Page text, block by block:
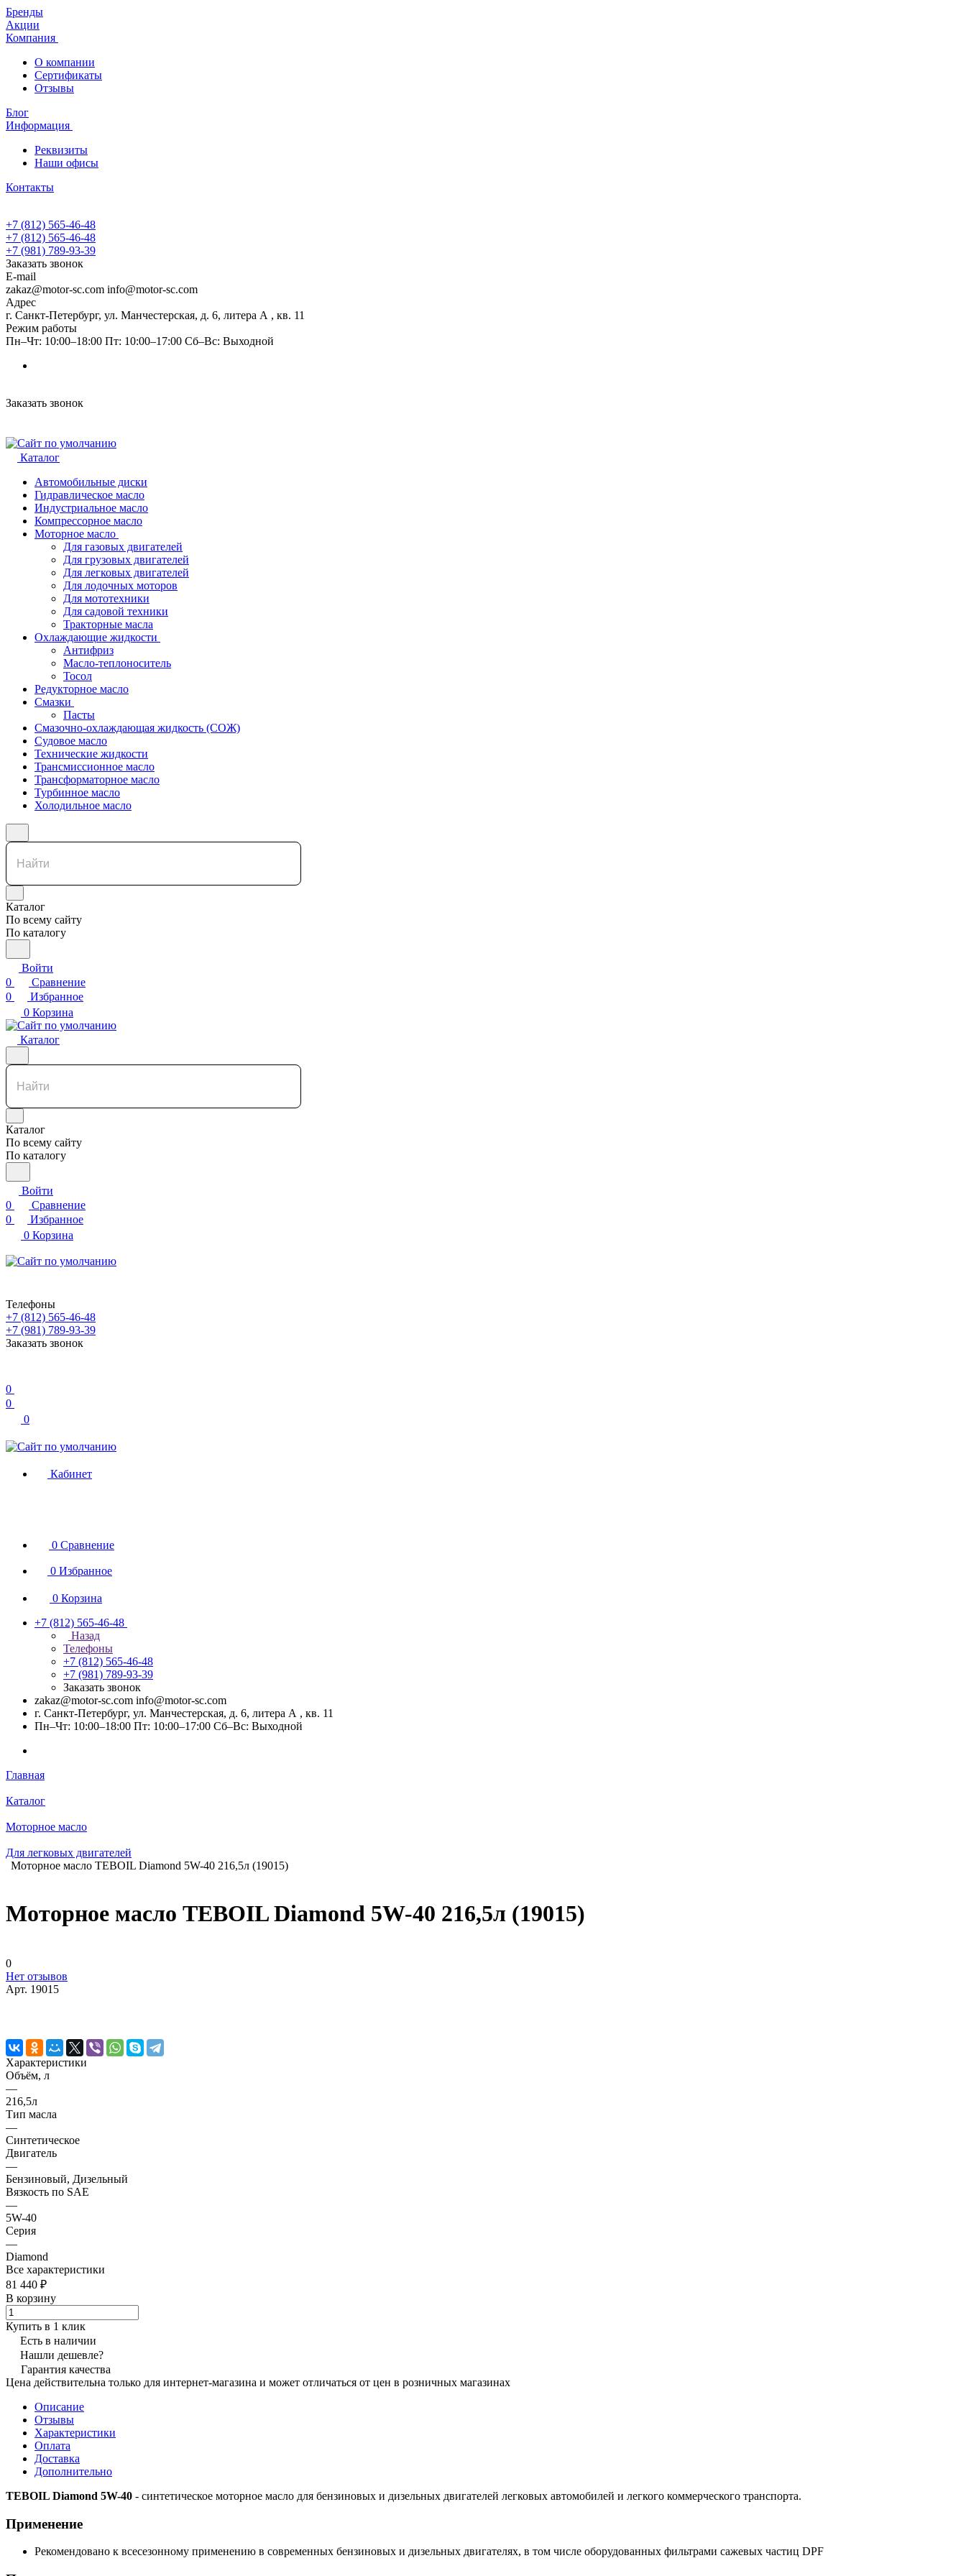
Бренды
Акции
Компания
О компании
Сертификаты
Отзывы
Блог
Информация
Реквизиты
Наши офисы
Контакты
+7 (812) 565-46-48
+7 (812) 565-46-48
+7 (981) 789-93-39
Заказать звонок
E-mail
zakaz@motor-sc.com info@motor-sc.com
Адрес
г. Санкт-Петербург, ул. Манчестерская, д. 6, литера А , кв. 11
Режим работы
Пн–Чт: 10:00–18:00 Пт: 10:00–17:00 Сб–Вс: Выходной
Заказать звонок
Каталог
Автомобильные диски
Гидравлическое масло
Индустриальное масло
Компрессорное масло
Моторное масло
Для газовых двигателей
Для грузовых двигателей
Для легковых двигателей
Для лодочных моторов
Для мототехники
Для садовой техники
Тракторные масла
Охлаждающие жидкости
Антифриз
Масло-теплоноситель
Тосол
Редукторное масло
Смазки
Пасты
Смазочно-охлаждающая жидкость (СОЖ)
Судовое масло
Технические жидкости
Трансмиссионное масло
Трансформаторное масло
Турбинное масло
Холодильное масло
Каталог
По всему сайту
По каталогу
Войти
0
Сравнение
0
Избранное
0 Корзина
Каталог
Каталог
По всему сайту
По каталогу
Войти
0
Сравнение
0
Избранное
0 Корзина
Телефоны
+7 (812) 565-46-48
+7 (981) 789-93-39
Заказать звонок
0
0
0
Кабинет
0 Сравнение
0 Избранное
0 Корзина
+7 (812) 565-46-48
Назад
Телефоны
+7 (812) 565-46-48
+7 (981) 789-93-39
Заказать звонок
zakaz@motor-sc.com info@motor-sc.com
г. Санкт-Петербург, ул. Манчестерская, д. 6, литера А , кв. 11
Пн–Чт: 10:00–18:00 Пт: 10:00–17:00 Сб–Вс: Выходной
Главная
Каталог
Моторное масло
Для легковых двигателей
Моторное масло TEBOIL Diamond 5W-40 216,5л (19015)
Моторное масло TEBOIL Diamond 5W-40 216,5л (19015)
0
Нет отзывов
Арт. 19015
Характеристики
Объём, л
—
216,5л
Тип масла
—
Синтетическое
Двигатель
—
Бензиновый, Дизельный
Вязкость по SAE
—
5W-40
Серия
—
Diamond
Все характеристики
81 440 ₽
В корзину
Купить в 1 клик
Есть в наличии
Нашли дешевле?
Гарантия качества
Цена действительна только для интернет-магазина и может отличаться от цен в розничных магазинах
Описание
Отзывы
Характеристики
Оплата
Доставка
Дополнительно
TEBOIL Diamond 5W-40 - синтетическое моторное масло для бензиновых и дизельных двигателей легковых автомобилей и легкого коммерческого транспорта.
Применение
Рекомендовано к всесезонному применению в современных бензиновых и дизельных двигателях, в том числе оборудованных фильтрами сажевых частиц DPF